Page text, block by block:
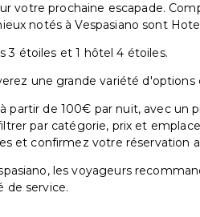
votre prochaine escapade.
notés à Vespasiano sont
3 étoiles et 1 hôtel 4 étoiles.
une grande variété
de 100€ par nuit, avec un
par catégorie, prix et
et confirmez votre réservation
les voyageurs
de service.